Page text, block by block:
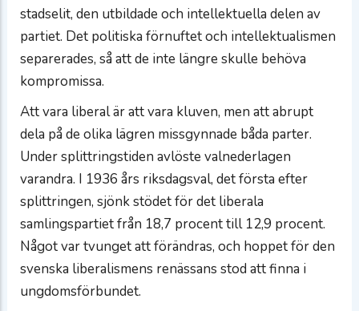
stadselit, den utbildade och intellektuella delen av
partiet. Det politiska förnuftet och intellektualismen
separerades, så att de inte längre skulle behöva
kompromissa.
Att vara liberal är att vara kluven, men att abrupt
dela på de olika lägren missgynnade båda parter.
Under splittringstiden avlöste valnederlagen
varandra. I 1936 års riksdagsval, det första efter
splittringen, sjönk stödet för det liberala
samlingspartiet från 18,7 procent till 12,9 procent.
Något var tvunget att förändras, och hoppet för den
svenska liberalismens renässans stod att finna i
ungdomsförbundet.